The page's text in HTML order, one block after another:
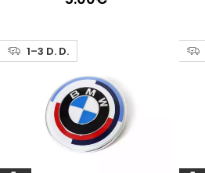
1–3 D. D.